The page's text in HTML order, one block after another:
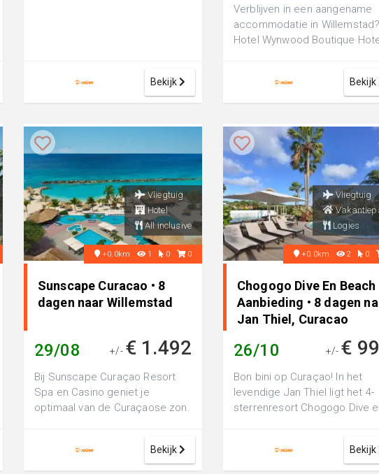
Bekijk
Verblijven in een aangename
accommodatie in Willemstad?
Hotel Wynwood Boutique
Bekijk
Vliegtuig
Hotel
All inclusive
+0.0km 1 0 0
Sunscape Curacao • 8
dagen naar Willemstad
29/08 +/- € 1.492
Bij Sunscape Curaçao Resort
Spa en Casino geniet je
optimaal van de Curaçaose zon.
Bekijk
Vliegtuig
Logies
+0.0km 2 0
Chogogo Dive En Beach
Aanbieding • 8 dagen
Jan Thiel, Curacao
26/10 +/- €
Bon bini op Curaçao! In het
levendige Jan Thiel ligt het 4-
sterrenresort Chogogo Dive
Bekijk